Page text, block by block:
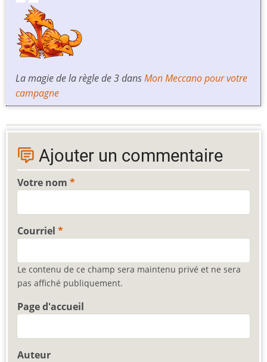
La magie de la règle de 3 dansMon Meccano pour votre
campagne
Ajouter un commentaire
Votre nom
Courriel
Le contenu de ce champ sera maintenu privé et ne sera
pas affiché publiquement.
Page d'accueil
Auteur